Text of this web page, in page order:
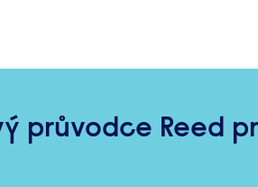
průvodce Reed